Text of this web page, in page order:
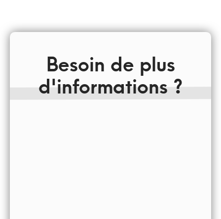
Besoin de plus
d'informations ?